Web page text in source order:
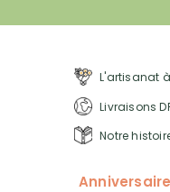
L'artisanat
Livraisons
Notre
Anniversaire